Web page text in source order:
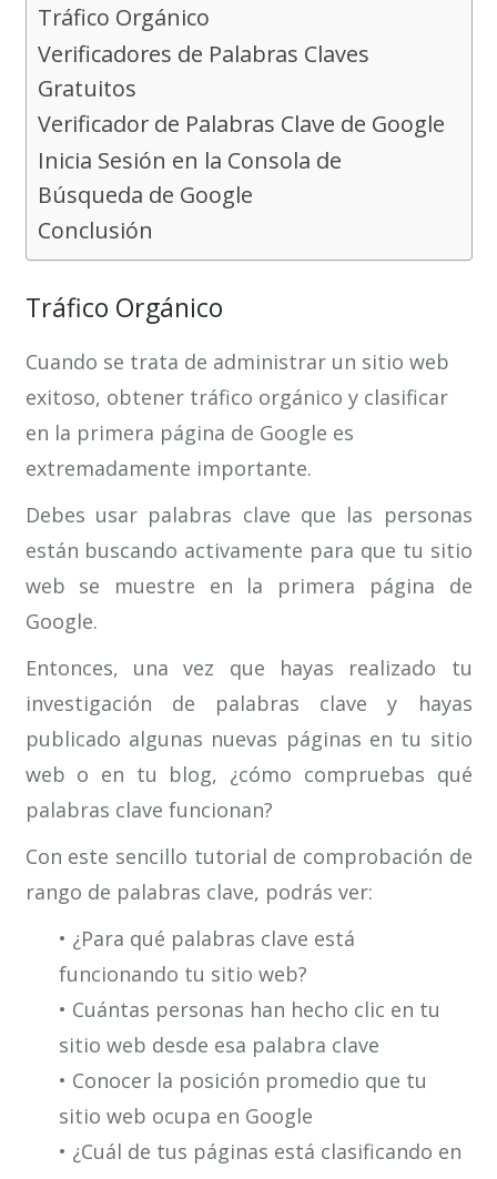
Tráfico Orgánico
Verificadores de Palabras Claves
Gratuitos
Verificador de Palabras Clave de Google
Inicia Sesión en la Consola de
Búsqueda de Google
Conclusión
Tráfico Orgánico
Cuando se trata de administrar un sitio web
exitoso, obtener tráfico orgánico y clasificar
en la primera página de Google es
extremadamente importante.
Debes usar palabras clave que las personas
están buscando activamente para que tu sitio
web se muestre en la primera página de
Google.
Entonces, una vez que hayas realizado tu
investigación de palabras clave y hayas
publicado algunas nuevas páginas en tu sitio
web o en tu blog, ¿cómo compruebas qué
palabras clave funcionan?
Con este sencillo tutorial de comprobación de
rango de palabras clave, podrás ver:
• ¿Para qué palabras clave está
funcionando tu sitio web?
• Cuántas personas han hecho clic en tu
sitio web desde esa palabra clave
• Conocer la posición promedio que tu
sitio web ocupa en Google
• ¿Cuál de tus páginas está clasificando en